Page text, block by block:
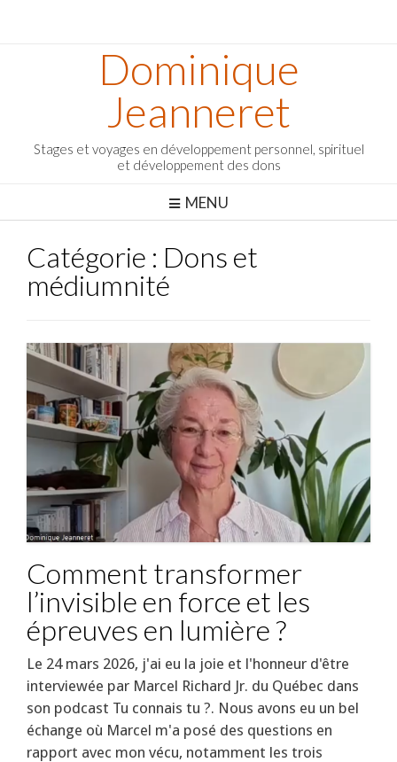
Dominique
Jeanneret
Stages et voyages en développement personnel, spirituel
et développement des dons
MENU
Catégorie : Dons et
médiumnité
Comment transformer
l’invisible en force et les
épreuves en lumière ?
Le 24 mars 2026, j'ai eu la joie et l'honneur d'être
interviewée par Marcel Richard Jr. du Québec dans
son podcast Tu connais tu ?. Nous avons eu un bel
échange où Marcel m'a posé des questions en
rapport avec mon vécu, notamment les trois